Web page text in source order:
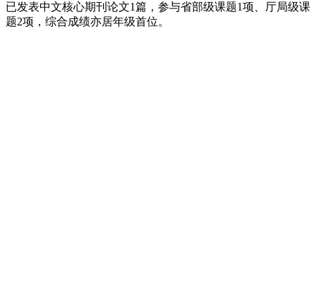
已发表中文核心期刊论文1篇，参与省部级课题1项、厅局级课
题2项，综合成绩亦居年级首位。